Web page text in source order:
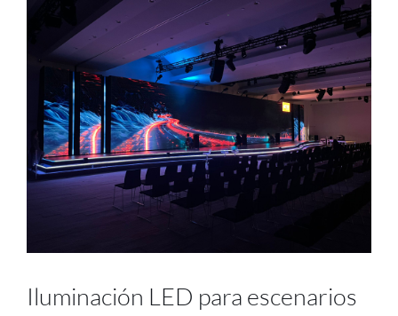
Proyectos
Blog
Contacto
Tienda online
Iluminación LED para escenarios